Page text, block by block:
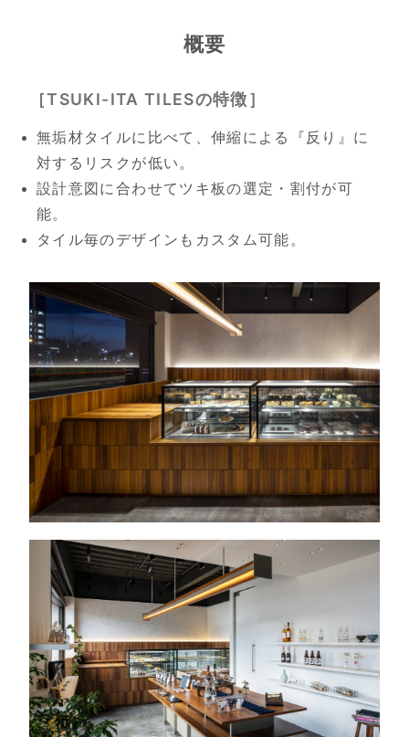
概要
［TSUKI-ITA TILESの特徴］
無垢材タイルに比べて、伸縮による『反り』に
対するリスクが低い。
設計意図に合わせてツキ板の選定・割付が可
能。
タイル毎のデザインもカスタム可能。